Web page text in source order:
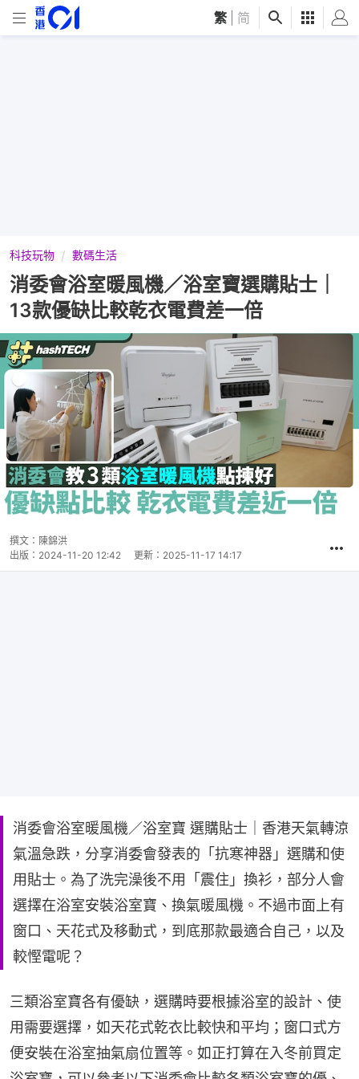
繁 简
科技玩物 數碼生活
消委會浴室暖風機／浴室寶選購貼士｜
13款優缺比較乾衣電費差一倍
撰文： 陳錦洪
出版： 2024-11-20 12:42 更新： 2025-11-17 14:17
消委會浴室暖風機／浴室寶 選購貼士｜香港天氣轉涼
氣溫急跌，分享消委會發表的「抗寒神器」選購和使
用貼士。為了洗完澡後不用「震住」換衫，部分人會
選擇在浴室安裝浴室寶、換氣暖風機。不過市面上有
窗口、天花式及移動式，到底那款最適合自己，以及
較慳電呢？
三類浴室寶各有優缺，選購時要根據浴室的設計、使
用需要選擇，如天花式乾衣比較快和平均；窗口式方
便安裝在浴室抽氣扇位置等。如正打算在入冬前買定